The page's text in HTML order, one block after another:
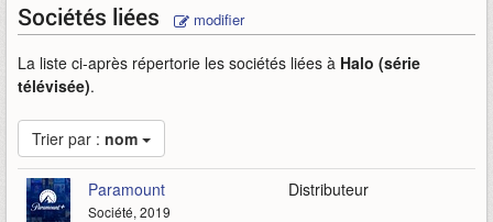
Sociétés liées modifier
La liste ci-après répertorie les sociétés liées à Halo (série
télévisée).
Trier par : nom
Paramount
Société, 2019
Distributeur